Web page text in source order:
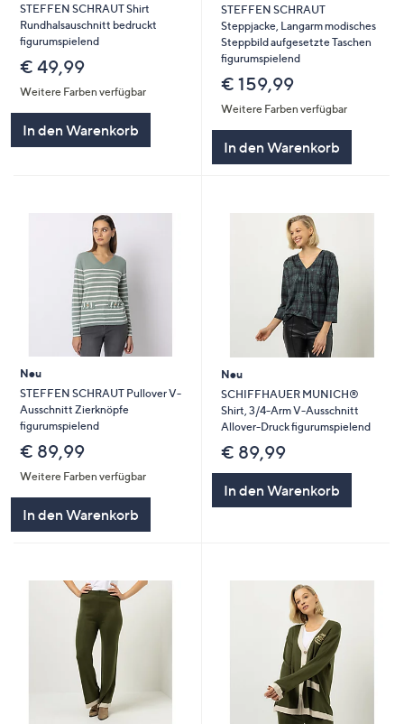
STEFFEN SCHRAUT Shirt
Rundhalsauschnitt bedruckt
figurumspielend
€ 49,99
Weitere Farben verfügbar
In den Warenkorb
STEFFEN SCHRAUT
Steppjacke, Langarm modisches
Steppbild aufgesetzte Taschen
figurumspielend
€ 159,99
Weitere Farben verfügbar
In den Warenkorb
Neu
STEFFEN SCHRAUT Pullover V-
Ausschnitt Zierknöpfe
figurumspielend
€ 89,99
Weitere Farben verfügbar
In den Warenkorb
Neu
SCHIFFHAUER MUNICH®
Shirt, 3/4-Arm V-Ausschnitt
Allover-Druck figurumspielend
€ 89,99
In den Warenkorb